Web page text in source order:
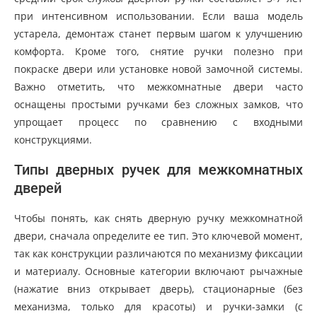
при интенсивном использовании. Если ваша модель
устарела, демонтаж станет первым шагом к улучшению
комфорта. Кроме того, снятие ручки полезно при
покраске двери или установке новой замочной системы.
Важно отметить, что межкомнатные двери часто
оснащены простыми ручками без сложных замков, что
упрощает процесс по сравнению с входными
конструкциями.
Типы дверных ручек для межкомнатных
дверей
Чтобы понять, как снять дверную ручку межкомнатной
двери, сначала определите ее тип. Это ключевой момент,
так как конструкции различаются по механизму фиксации
и материалу. Основные категории включают рычажные
(нажатие вниз открывает дверь), стационарные (без
механизма, только для красоты) и ручки-замки (с